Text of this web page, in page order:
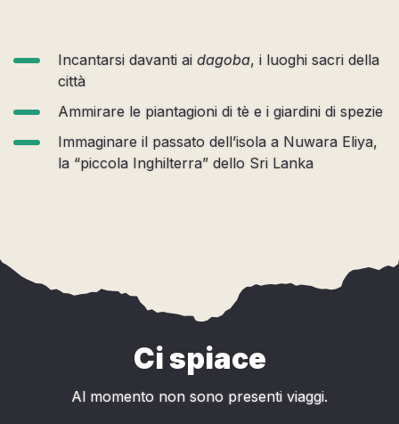
Incantarsi davanti ai dagoba, i luoghi sacri della
città
Ammirare le piantagioni di tè e i giardini di spezie
Immaginare il passato dell’isola a Nuwara Eliya,
la “piccola Inghilterra” dello Sri Lanka
Ci spiace
Al momento non sono presenti viaggi.